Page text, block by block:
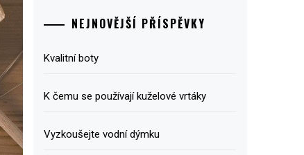
NEJNOVĚJŠÍ PŘÍSPĚVKY
Kvalitní boty
K čemu se používají kuželové vrtáky
Vyzkoušejte vodní dýmku